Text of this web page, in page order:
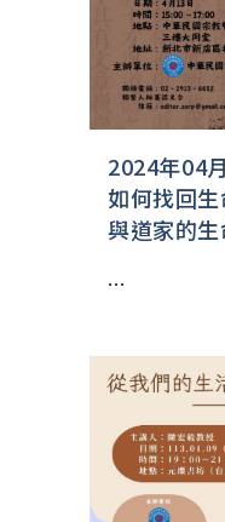
2024年04
如何找回
與道家的
...